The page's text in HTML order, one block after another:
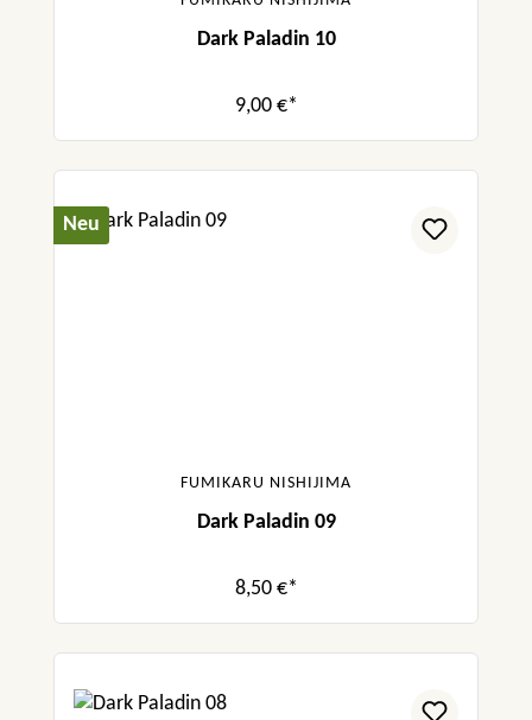
Dark Paladin 10
9,00 €*
Neu
FUMIKARU NISHIJIMA
Dark Paladin 09
8,50 €*